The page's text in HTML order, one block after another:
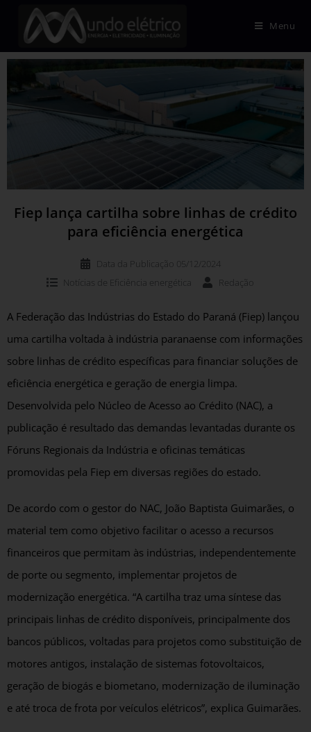
Menu
Fiep lança cartilha sobre linhas de crédito
para eficiência energética
Data da Publicação
05/12/2024
Notícias de
Eficiência energética Redação
A Federação das Indústrias do Estado do Paraná (Fiep) lançou
uma cartilha voltada à indústria paranaense com informações
sobre linhas de crédito específicas para financiar soluções de
eficiência energética e geração de energia limpa.
Desenvolvida pelo Núcleo de Acesso ao Crédito (NAC), a
publicação é resultado das demandas levantadas durante os
Fóruns Regionais da Indústria e oficinas temáticas
promovidas pela Fiep em diversas regiões do estado.
De acordo com o gestor do NAC, João Baptista Guimarães, o
material tem como objetivo facilitar o acesso a recursos
financeiros que permitam às indústrias, independentemente
de porte ou segmento, implementar projetos de
modernização energética. “A cartilha traz uma síntese das
principais linhas de crédito disponíveis, principalmente dos
bancos públicos, voltadas para projetos como substituição de
motores antigos, instalação de sistemas fotovoltaicos,
geração de biogás e biometano, modernização de iluminação
e até troca de frota por veículos elétricos”, explica Guimarães.